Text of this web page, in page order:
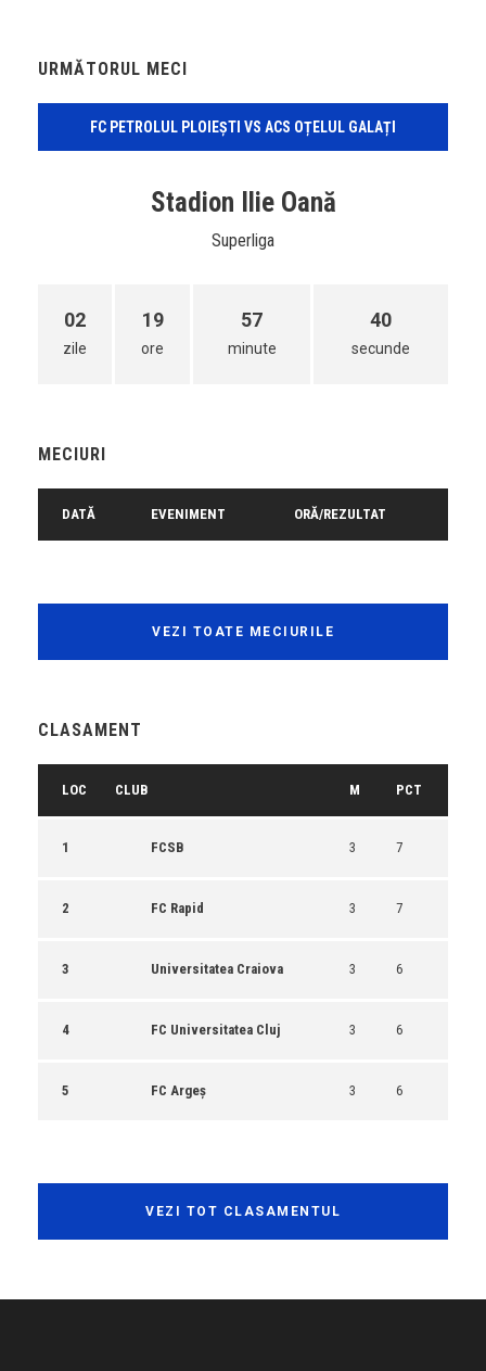
URMĂTORUL MECI
FC PETROLUL PLOIEȘTI VS ACS OȚELUL GALAȚI
Stadion Ilie Oană
Superliga
02
zile
19
ore
57
minute
40
secunde
MECIURI
DATĂ EVENIMENT ORĂ/REZULTAT
VEZI TOATE MECIURILE
CLASAMENT
LOC CLUB M PCT
1 FCSB 3 7
2 FC Rapid 3 7
3 Universitatea Craiova 3 6
4 FC Universitatea Cluj 3 6
5 FC Argeș 3 6
VEZI TOT CLASAMENTUL